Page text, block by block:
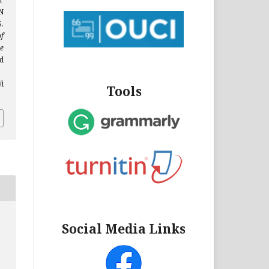
i Tools
Social Media Links